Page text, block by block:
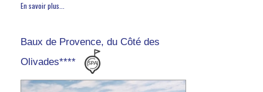
En savoir plus...
Baux de Provence, du Côté des
Olivades****